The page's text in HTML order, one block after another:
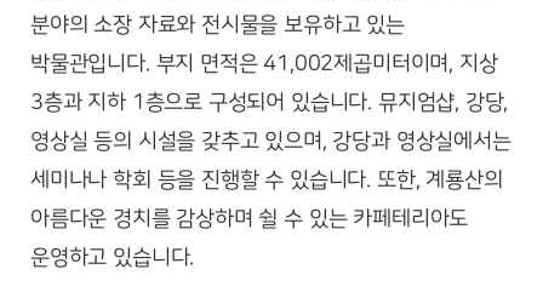
분야의 소장 자료와 전시물을 보유하고 있는
박물관입니다. 부지 면적은 41,002제곱미터이며, 지상
3층과 지하 1층으로 구성되어 있습니다. 뮤지엄샵, 강당,
영상실 등의 시설을 갖추고 있으며, 강당과 영상실에서는
세미나나 학회 등을 진행할 수 있습니다. 또한, 계룡산의
아름다운 경치를 감상하며 쉴 수 있는 카페테리아도
운영하고 있습니다.